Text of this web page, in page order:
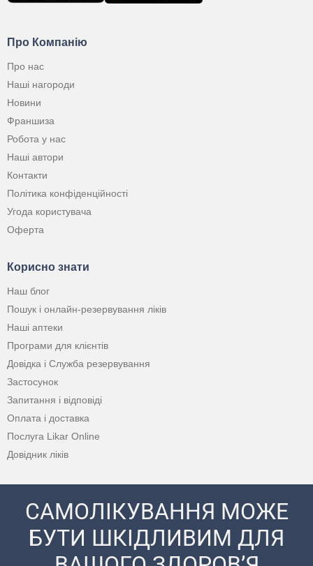
Про Компанію
Про нас
Наші нагороди
Новини
Франшиза
Робота у нас
Наші автори
Контакти
Політика конфіденційності
Угода користувача
Оферта
Корисно знати
Наш блог
Пошук і онлайн-резервування ліків
Наші аптеки
Програми для клієнтів
Довідка і Служба резервування
Застосунок
Запитання і відповіді
Оплата і доставка
Послуга Likar Online
Довідник ліків
САМОЛІКУВАННЯ МОЖЕ
БУТИ ШКІДЛИВИМ ДЛЯ